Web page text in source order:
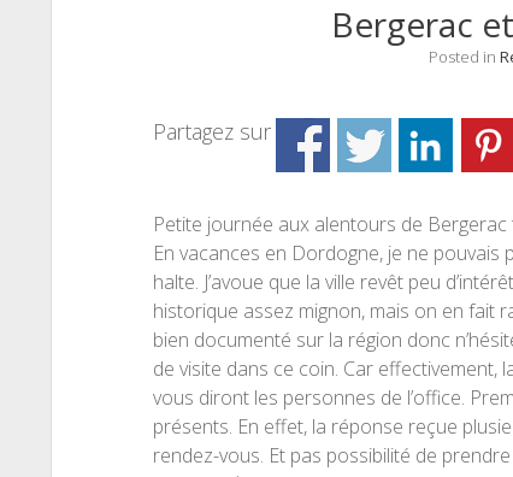
Bergerac
Posted in
Partagez sur
Petite journée aux alentours de
En vacances en Dordogne, je ne
halte. J’avoue que la ville revêt peu
historique assez mignon, mais on en fait
bien documenté sur la région donc
de visite dans ce coin. Car
vous diront les personnes de l’office.
présents. En effet, la réponse reçue
rendez-vous. Et pas possibilité de